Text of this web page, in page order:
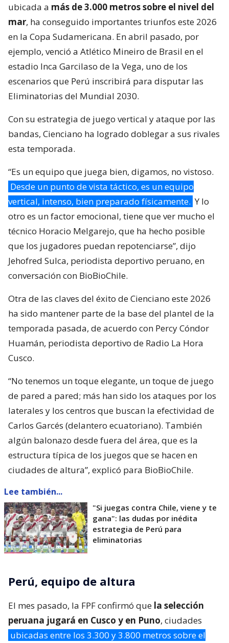
ubicada a más de 3.000 metros sobre el nivel del
mar, ha conseguido importantes triunfos este 2026
en la Copa Sudamericana. En abril pasado, por
ejemplo, venció a Atlético Mineiro de Brasil en el
estadio Inca Garcilaso de la Vega, uno de los
escenarios que Perú inscribirá para disputar las
Eliminatorias del Mundial 2030.
Con su estrategia de juego vertical y ataque por las
bandas, Cienciano ha logrado doblegar a sus rivales
esta temporada.
“Es un equipo que juega bien, digamos, no vistoso.
Desde un punto de vista táctico, es un equipo
vertical, intenso, bien preparado físicamente. Y lo
otro es un factor emocional, tiene que ver mucho el
técnico Horacio Melgarejo, que ha hecho posible
que los jugadores puedan repotenciarse”, dijo
Jehofred Sulca, periodista deportivo peruano, en
conversación con BioBioChile.
Otra de las claves del éxito de Cienciano este 2026
ha sido mantener parte de la base del plantel de la
temporada pasada, de acuerdo con Percy Cóndor
Huamán, periodista deportivo de Radio La Hora
Cusco.
“No tenemos un toque elegante, un toque de juego
de pared a pared; más han sido los ataques por los
laterales y los centros que buscan la efectividad de
Carlos Garcés (delantero ecuatoriano). También
algún balonazo desde fuera del área, que es la
estructura típica de los juegos que se hacen en
ciudades de altura”, explicó para BioBioChile.
Lee también...
"Si juegas contra Chile, viene y te
gana": las dudas por inédita
estrategia de Perú para
eliminatorias
Perú, equipo de altura
El mes pasado, la FPF confirmó que la selección
peruana jugará en Cusco y en Puno, ciudades
ubicadas entre los 3.300 y 3.800 metros sobre el